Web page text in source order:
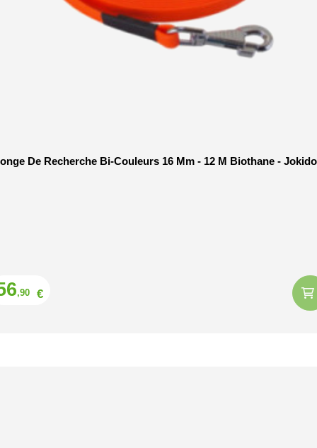
De Recherche Bi-Couleurs 16 Mm - 12 M Biothane -
,90 €